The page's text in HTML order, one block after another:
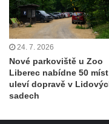
24. 7. 2026
Nové parkoviště u Zoo
Liberec nabídne 50
uleví dopravě v
sadech